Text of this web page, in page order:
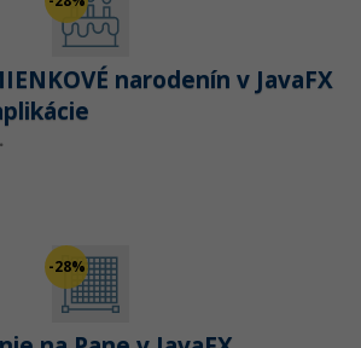
narodenín v JavaFX
-28%